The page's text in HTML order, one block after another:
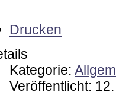
Drucken
Kategorie:
Veröffentlicht: